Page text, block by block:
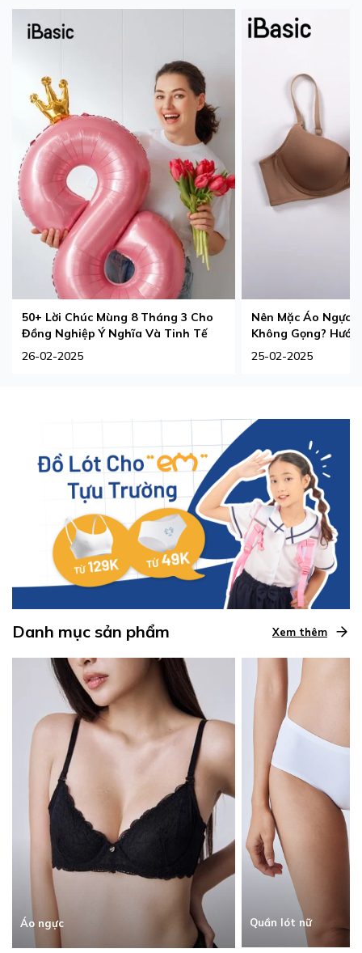
50+ Lời Chúc Mùng 8 Tháng 3 Cho
Đồng Nghiệp Ý Nghĩa Và Tinh Tế
26-02-2025
Nên Mặc Áo Ngực
Không Gọng?
Phù Hợp Nhất
25-02-2025
Danh mục sản phẩm Xem thêm
Áo ngực Quần lót nữ